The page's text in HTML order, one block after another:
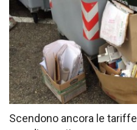
Scendono ancora le